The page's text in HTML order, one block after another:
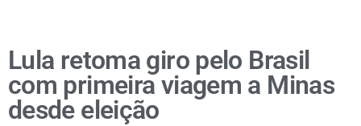
Lula retoma giro pelo Brasil
com primeira viagem a Minas
desde eleição